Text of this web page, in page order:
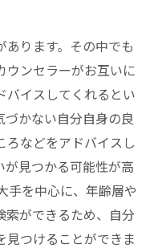
ります。その中でも
ウンセラーがお互いに
バイスしてくれるとい
づかない自分自身の良
ろなどをアドバイスし
見つかる可能性が高
手を中心に、年齢層や
索ができるため、自分
見つけることができま